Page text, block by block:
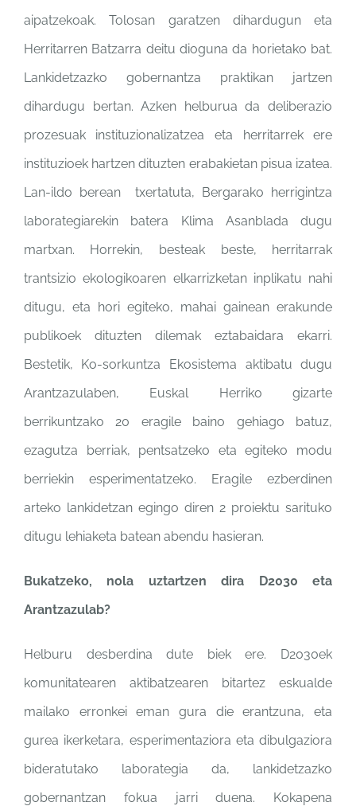
aipatzekoak. Tolosan garatzen dihardugun eta
Herritarren Batzarra deitu dioguna da horietako bat.
Lankidetzazko gobernantza praktikan jartzen
dihardugu bertan. Azken helburua da deliberazio
prozesuak instituzionalizatzea eta herritarrek ere
instituzioek hartzen dituzten erabakietan pisua izatea.
Lan-ildo bereantxertatuta, Bergarako herrigintza
laborategiarekin batera Klima Asanblada dugu
martxan. Horrekin, besteak beste, herritarrak
trantsizioekologikoaren elkarrizketan inplikatu nahi
ditugu, eta hori egiteko, mahai gaineanerakunde
publikoek dituzten dilemak eztabaidara ekarri.
Bestetik, Ko-sorkuntza Ekosistema aktibatu dugu
Arantzazulaben, Euskal Herriko gizarte
berrikuntzako20 eragile baino gehiago batuz,
ezagutza berriak, pentsatzeko eta egiteko modu
berriekin esperimentatzeko. Eragileezberdinen
arteko lankidetzan egingo diren 2 proiektusarituko
ditugu lehiaketa batean abendu hasieran.
Bukatzeko, nola uztartzen dira D2030 eta
Arantzazulab?
Helburu desberdina dute biekere. D2030ek
komunitatearen aktibatzearen bitartez eskualde
mailako erronkei eman gura die erantzuna, eta
gurea ikerketara, esperimentaziora eta dibulgaziora
bideratutako laborategia da, lankidetzazko
gobernantzan fokua jarriduena. Kokapena